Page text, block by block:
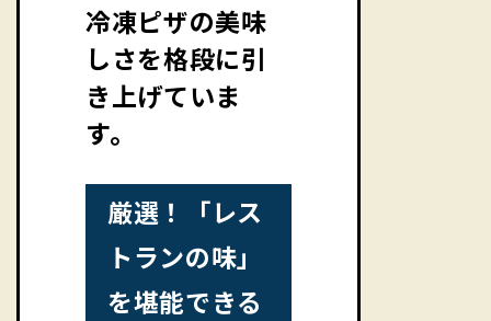
冷凍ピザの美味
しさを格段に引
き上げていま
す。
厳選！「レス
トランの味」
を堪能できる